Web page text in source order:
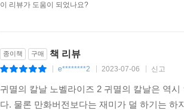
이 리뷰가 도움이 되었나요?
종이책 구매 책 리뷰
e********2 2023-07-06 신고
귀멸의 칼날 노벨라이즈 2 귀멸의 칼날은 역
다. 물론 만화버전보다는 재미가 덜 하기는